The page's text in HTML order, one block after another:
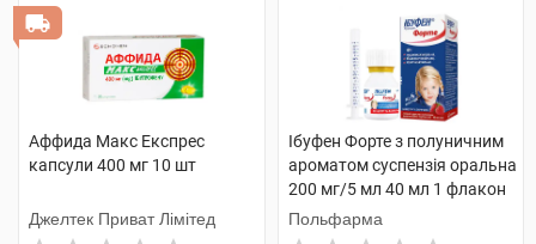
Аффида Макс Експрес
капсули 400 мг 10 шт
Джелтек Приват Лімітед
Ібуфен Форте з полуничним
ароматом суспензія оральна
200 мг/5 мл 40 мл 1 флакон
Польфарма